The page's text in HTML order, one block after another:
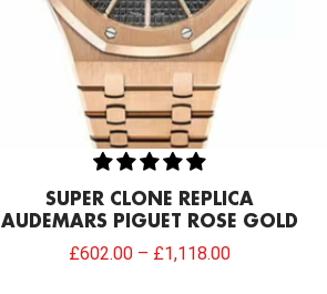
SUPER CLONE REPLICA
AUDEMARS PIGUET ROSE GOLD
£602.00– £1,118.00